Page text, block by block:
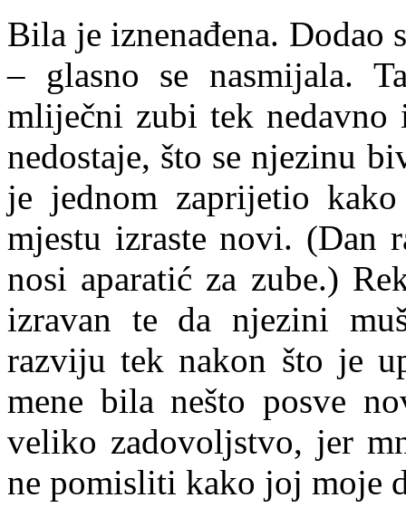
Bila je iznenađena. Dodao
– glasno se nasmijala.
mliječni zubi tek
nedostaje, što se njezinu
je jednom zaprijetio
mjestu izraste novi. (Dan
nosi aparatić za zube.)
izravan te da njezini
razviju tek nakon što je
mene bila nešto posve
veliko zadovoljstvo, jer
ne pomisliti kako joj moje